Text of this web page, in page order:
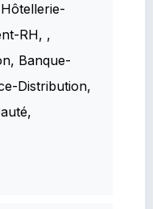
Hôtellerie-
RH, ,
Banque-
Distribution,